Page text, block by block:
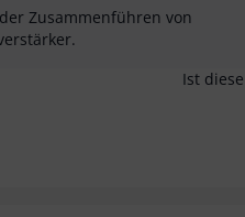
Zusammenführen von
Ist